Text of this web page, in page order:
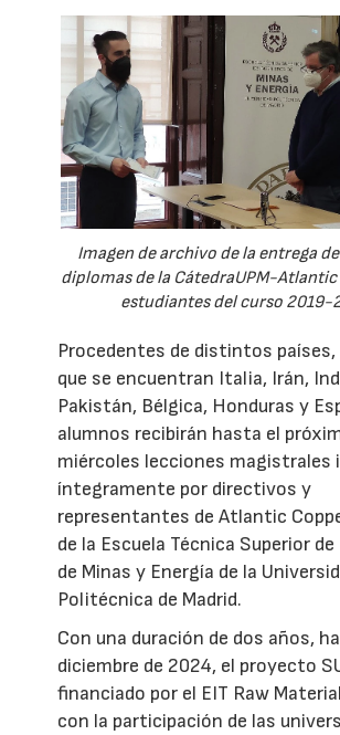
Imagen de archivo de la entrega
diplomas de la CátedraUPM-Atlantic
estudiantes del curso 2019-
Procedentes de distintos
que se encuentran Italia, Irán,
Pakistán, Bélgica, Honduras y
alumnos recibirán hasta el
miércoles lecciones magistrales
íntegramente por directivos y
representantes de Atlantic
de la Escuela Técnica Superior
de Minas y Energía de la
Politécnica de Madrid.
Con una duración de dos años,
diciembre de 2024, el proyecto
financiado por el EIT Raw
con la participación de las